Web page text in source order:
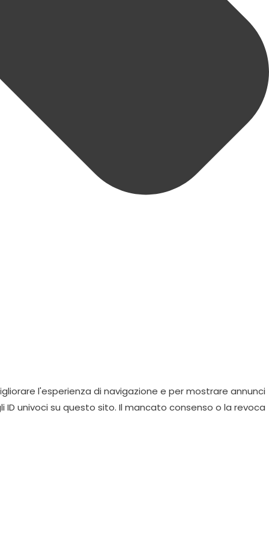
l'esperienza di navigazione e per mostrare annunci
univoci su questo sito. Il mancato consenso o la revoca